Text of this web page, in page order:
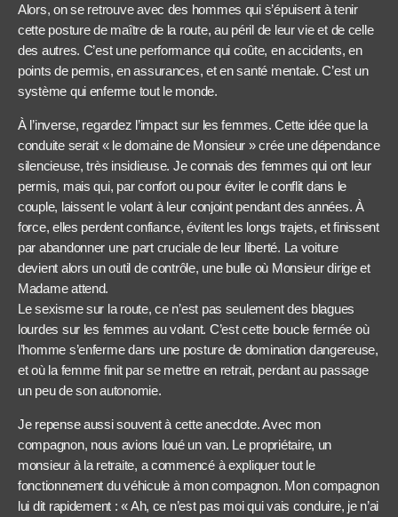
Alors, on se retrouve avec des hommes qui s’épuisent à tenir
cette posture de maître de la route, au péril de leur vie et de celle
des autres. C’est une performance qui coûte, en accidents, en
points de permis, en assurances, et en santé mentale. C’est un
système qui enferme tout le monde.
À l’inverse, regardez l’impact sur les femmes. Cette idée que la
conduite serait « le domaine de Monsieur » crée une dépendance
silencieuse, très insidieuse. Je connais des femmes qui ont leur
permis, mais qui, par confort ou pour éviter le conflit dans le
couple, laissent le volant à leur conjoint pendant des années. À
force, elles perdent confiance, évitent les longs trajets, et finissent
par abandonner une part cruciale de leur liberté. La voiture
devient alors un outil de contrôle, une bulle où Monsieur dirige et
Madame attend.
Le sexisme sur la route, ce n’est pas seulement des blagues
lourdes sur les femmes au volant. C’est cette boucle fermée où
l’homme s’enferme dans une posture de domination dangereuse,
et où la femme finit par se mettre en retrait, perdant au passage
un peu de son autonomie.
Je repense aussi souvent à cette anecdote. Avec mon
compagnon, nous avions loué un van. Le propriétaire, un
monsieur à la retraite, a commencé à expliquer tout le
fonctionnement du véhicule à mon compagnon. Mon compagnon
lui dit rapidement : « Ah, ce n’est pas moi qui vais conduire, je n’ai